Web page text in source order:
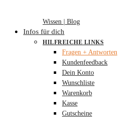
Wissen | Blog
Infos für dich
HILFREICHE LINKS
Fragen + Antworten
Kundenfeedback
Dein Konto
Wunschliste
Warenkorb
Kasse
Gutscheine